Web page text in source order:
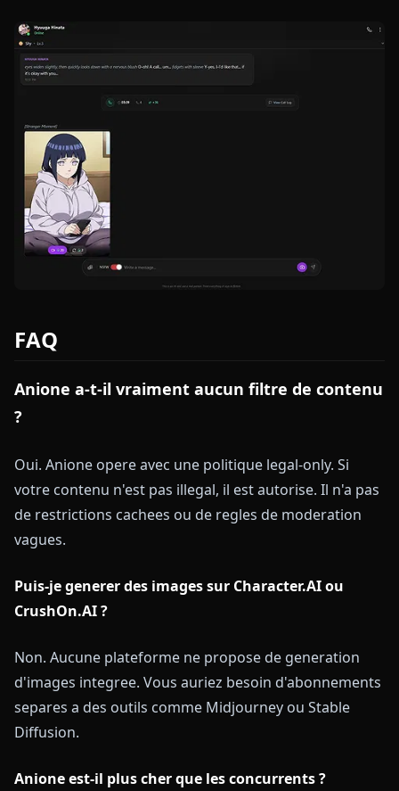
FAQ
Anione a-t-il vraiment aucun filtre de contenu
?
Oui. Anione opere avec une politique legal-only. Si
votre contenu n'est pas illegal, il est autorise. Il n'a pas
de restrictions cachees ou de regles de moderation
vagues.
Puis-je generer des images sur Character.AI ou
CrushOn.AI ?
Non. Aucune plateforme ne propose de generation
d'images integree. Vous auriez besoin d'abonnements
separes a des outils comme Midjourney ou Stable
Diffusion.
Anione est-il plus cher que les concurrents ?